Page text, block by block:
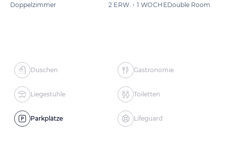
Doppelzimmer
2 ERW. • 1 WOCHEDouble Room
Duschen Gastronomie
Liegestühle Toiletten
Parkplätze Lifeguard